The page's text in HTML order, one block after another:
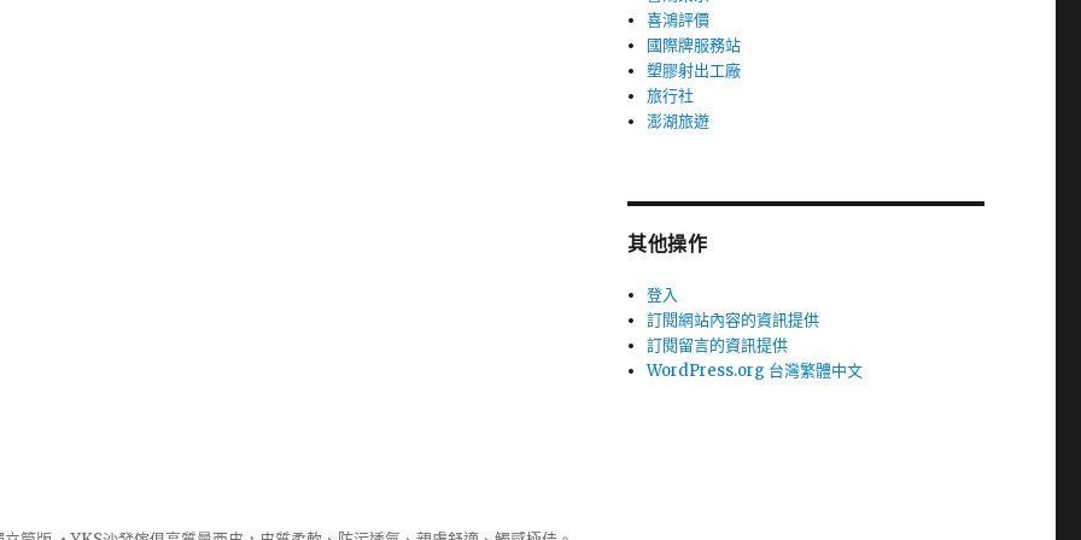
喜鴻評價
國際牌服務站
塑膠射出工廠
旅行社
澎湖旅遊
其他操作
登入
訂閱網站內容的資訊提供
訂閱留言的資訊提供
WordPress.org 台灣繁體中文